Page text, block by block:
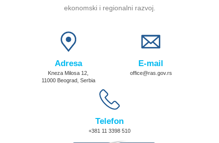
ekonomski i regionalni razvoj.
Adresa
Kneza Milosa 12,
11000 Beograd, Serbia
E-mail
office@ras.gov.rs
Telefon
+381 11 3398 510